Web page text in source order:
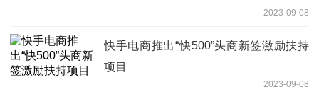
2023-09-08
快手电商推出“快500”头商新签激励扶持
项目
2023-09-08